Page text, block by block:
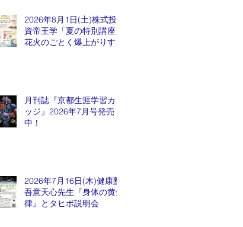
2026年8月1日(土)株式投
資帝王学「夏の特別講座」
花火のごとく爆上がりする
月刊誌『京都生涯学習カレ
ッジ』2026年7月号発売
中！
2026年7月16日(木)健康塾
吾意天心先生『身体の黄金
律』とタヒボ説明会